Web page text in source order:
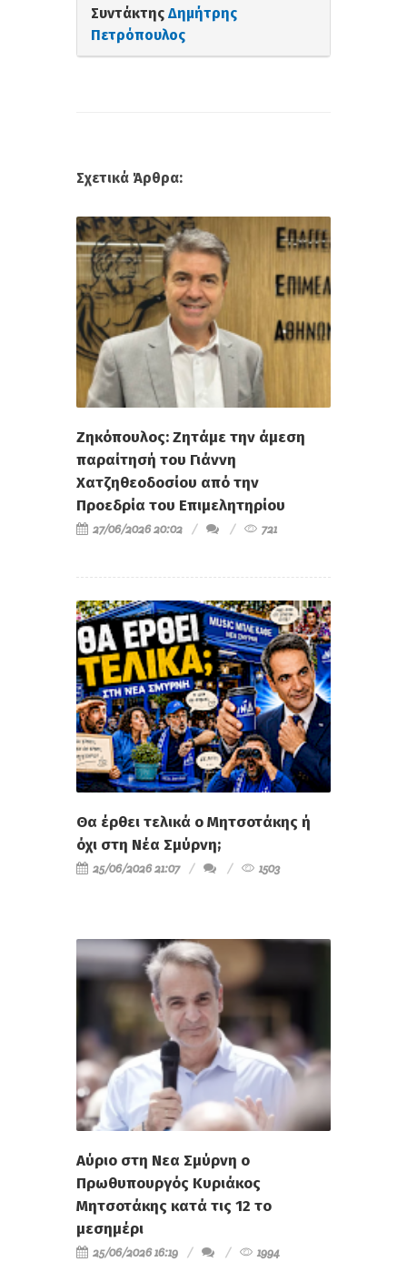
Συντάκτης Δημήτρης
Πετρόπουλος
Σχετικά Άρθρα:
Ζηκόπουλος: Ζητάμε την άμεση
παραίτησή του Γιάννη
Χατζηθεοδοσίου από την
Προεδρία του Επιμελητηρίου
27/06/2026 20:02 721
Θα έρθει τελικά ο Μητσοτάκης ή
όχι στη Νέα Σμύρνη;
25/06/2026 21:07 1503
Αύριο στη Νεα Σμύρνη ο
Πρωθυπουργός Κυριάκος
Μητσοτάκης κατά τις 12 το
μεσημέρι
25/06/2026 16:19 1994